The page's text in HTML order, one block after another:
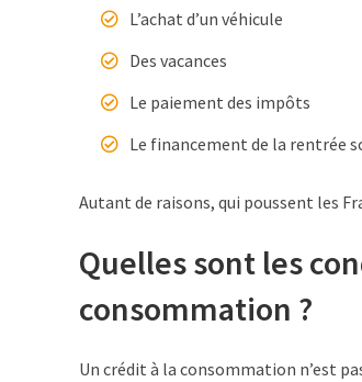
L’achat d’un véhicule
Des vacances
Le paiement des impôts
Le financement de la rentrée
Autant de raisons, qui poussent les
Quelles sont les
consommation ?
Un crédit à la consommation n’est